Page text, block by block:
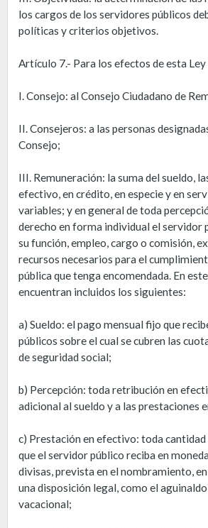
los cargos de los servidores públicos
políticas y criterios objetivos.
Artículo 7.- Para los efectos de esta
I. Consejo: al Consejo Ciudadano de
II. Consejeros: a las personas
Consejo;
III. Remuneración: la suma del sueldo,
efectivo, en crédito, en especie y en
variables; y en general de toda
derecho en forma individual el servidor
su función, empleo, cargo o comisión,
recursos necesarios para el
pública que tenga encomendada. En
encuentran incluidos los siguientes:
a) Sueldo: el pago mensual fijo que
públicos sobre el cual se cubren las
de seguridad social;
b) Percepción: toda retribución en
adicional al sueldo y a las prestaciones
c) Prestación en efectivo: toda
que el servidor público reciba en
divisas, prevista en el nombramiento,
una disposición legal, como el
vacacional;